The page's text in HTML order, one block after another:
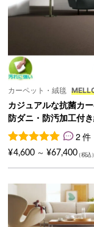
カーペット・絨毯
カジュアルな抗菌カー
防ダニ・防汚加工付
ELLOW/メロウ』
2
件の利用者評価に
2 件
¥4,600 ～ ¥67,400